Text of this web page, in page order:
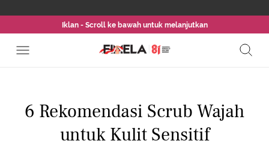
Iklan - Scroll ke bawah untuk melanjutkan
6 Rekomendasi Scrub Wajah
untuk Kulit Sensitif